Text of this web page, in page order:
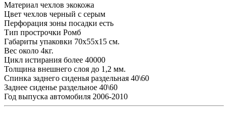
Материал чехлов экокожа
Цвет чехлов черный с серым
Перфорация зоны посадки есть
Тип прострочки Ромб
Габариты упаковки 70х55х15 см.
Вес около 4кг.
Цикл истирания более 40000
Толщина внешнего слоя до 1,2 мм.
Спинка заднего сиденья раздельная 40\60
Заднее сиденье раздельное 40\60
Год выпуска автомобиля 2006-2010